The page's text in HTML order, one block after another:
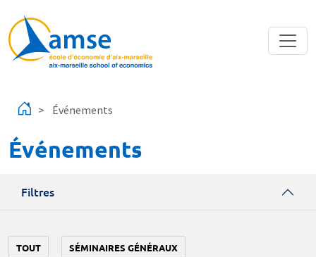
Événements
Événements
Filtres
TOUT SÉMINAIRES GÉNÉRAUX